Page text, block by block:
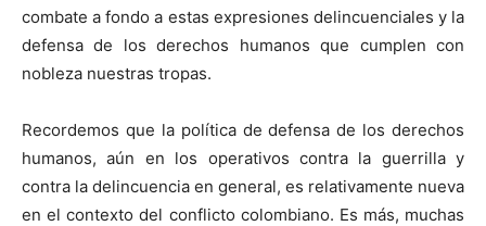
combate a fondo a estas expresiones delincuenciales y la
defensa de los derechos humanos que cumplen con
nobleza nuestras tropas.
Recordemos que la política de defensa de los derechos
humanos, aún en los operativos contra la guerrilla y
contra la delincuencia en general, es relativamente nueva
en el contexto del conflicto colombiano. Es más, muchas